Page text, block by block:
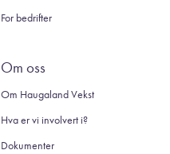
For bedrifter
Om oss
Om Haugaland Vekst
Hva er vi involvert i?
Dokumenter